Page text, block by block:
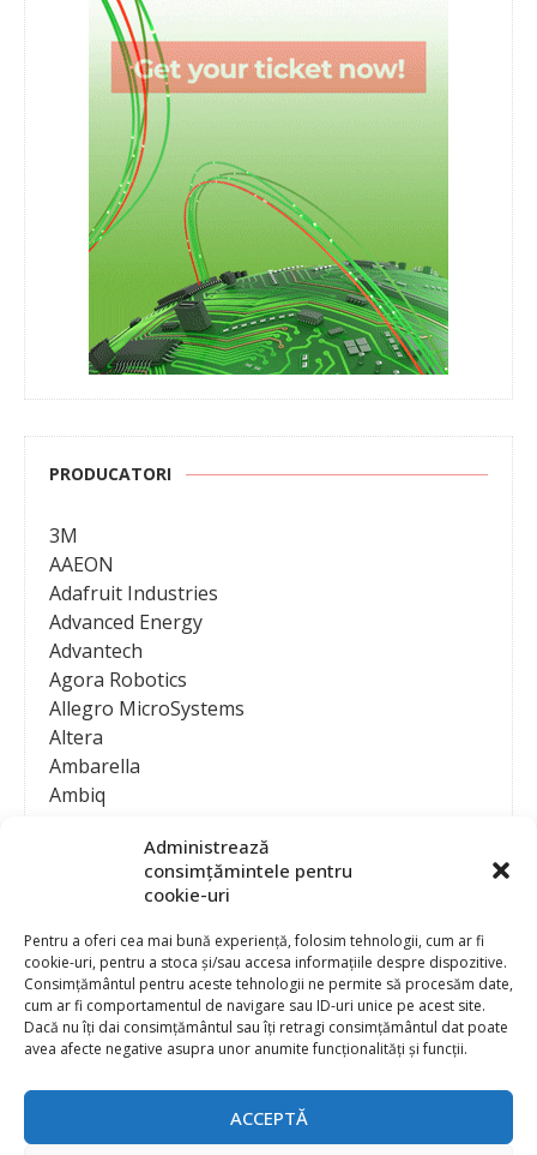
Administrează
consimțămintele pentru
cookie-uri
Pentru a oferi cea mai bună experiență, folosim tehnologii, cum ar fi
cookie-uri, pentru a stoca și/sau accesa informațiile despre dispozitive.
Consimțământul pentru aceste tehnologii ne permite să procesăm date,
cum ar fi comportamentul de navigare sau ID-uri unice pe acest site.
Dacă nu îți dai consimțământul sau îți retragi consimțământul dat poate
avea afecte negative asupra unor anumite funcționalități și funcții.
ACCEPTĂ
PRODUCATORI
3M
AAEON
Adafruit Industries
Advanced Energy
Advantech
Agora Robotics
Allegro MicroSystems
Altera
Ambarella
Ambiq
Analog Devices
Anritsu Corporation
Ansys
APS
Arduino
Arm
Asentics
ATEN International
Contact Publicitate